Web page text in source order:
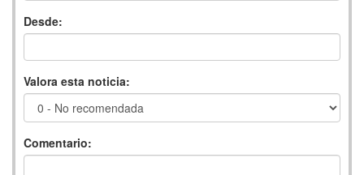
Desde:
Valora esta noticia:
Comentario: